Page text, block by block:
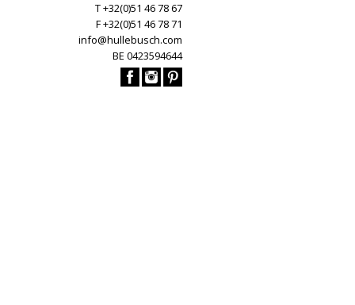
T +32(0)51 46 78 67
F +32(0)51 46 78 71
info@hullebusch.com
BE 0423594644